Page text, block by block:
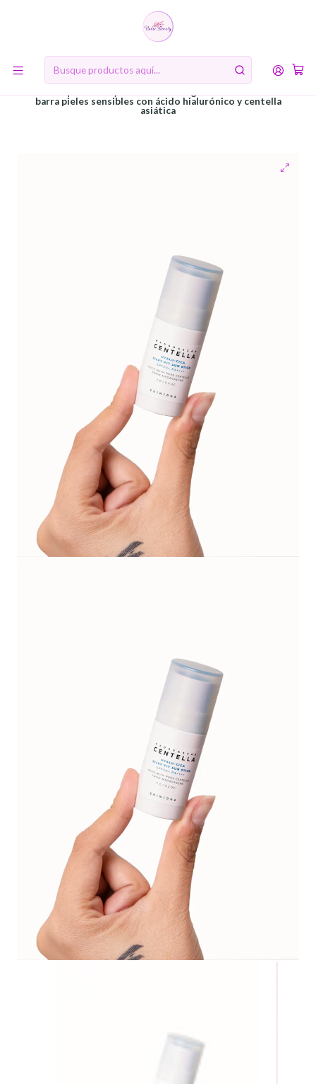
10% de descuento en tu primera compra online. Código: BIENVENIDA10
RUTINA DE BELLEZA COREANA
Sexto paso: Protector Solar
Madagascar Centella Hyalu-Cica Silky-Fit Sun Stick SPF50+
barra pieles sensibles con ácido hialurónico y centella
asiática